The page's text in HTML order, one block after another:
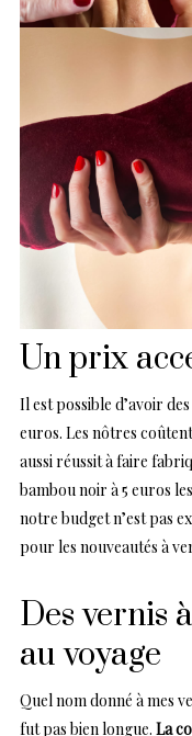
Un prix
Il est possible d’avoir
euros. Les nôtres
aussi réussit à faire
bambou noir à 5 euros
notre budget n’est pas
pour les nouveautés à
Des vernis
au voyage
Quel nom donné à mes
fut pas bien longue. La